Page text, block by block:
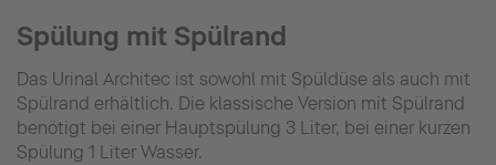
Spülung mit Spülrand
Das Urinal Architec ist sowohl mit Spüldüse als auch mit
Spülrand erhältlich. Die klassische Version mit Spülrand
benötigt bei einer Hauptspülung 3 Liter, bei einer kurzen
Spülung 1 Liter Wasser.